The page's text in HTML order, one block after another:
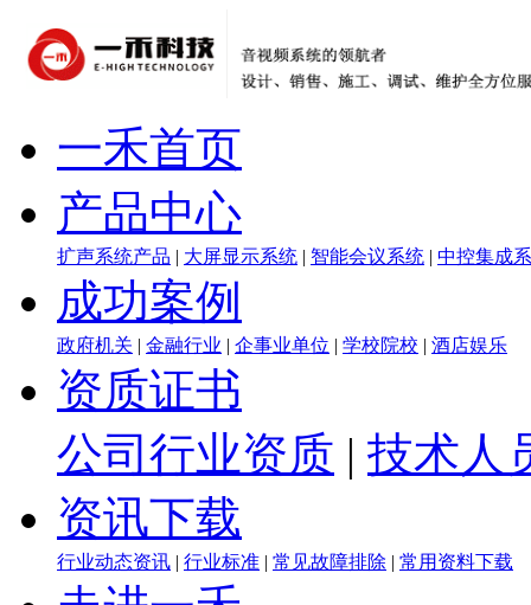
一禾首页
产品中心
扩声系统产品 | 大屏显示系统 | 智能会议系统 | 中控集成
成功案例
政府机关 | 金融行业 | 企事业单位 | 学校院校 | 酒店娱乐
资质证书
公司行业资质 | 技术人
资讯下载
行业动态资讯 | 行业标准 | 常见故障排除 | 常用资料下载